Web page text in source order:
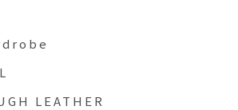
LEATHER